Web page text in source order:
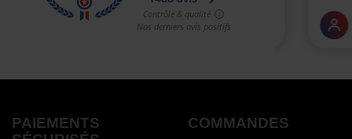
PAIEMENTS
COMMANDES